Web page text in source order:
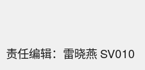
责任编辑：雷晓燕 SV010